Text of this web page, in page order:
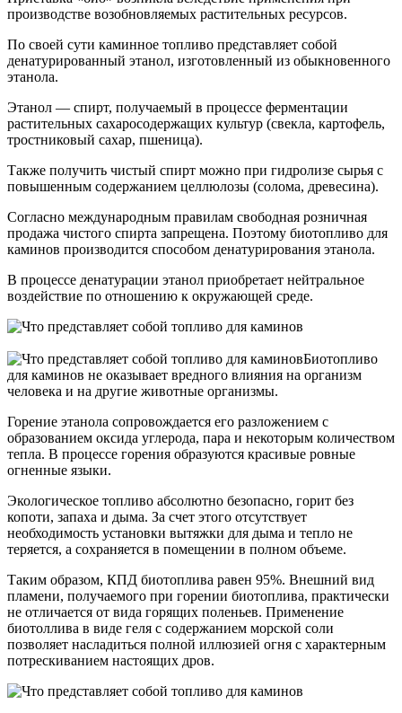
производстве возобновляемых растительных ресурсов.
По своей сути каминное топливо представляет собой
денатурированный этанол, изготовленный из обыкновенного
этанола.
Этанол — спирт, получаемый в процессе ферментации
растительных сахаросодержащих культур (свекла, картофель,
тростниковый сахар, пшеница).
Также получить чистый спирт можно при гидролизе сырья с
повышенным содержанием целлюлозы (солома, древесина).
Согласно международным правилам свободная розничная
продажа чистого спирта запрещена. Поэтому биотопливо для
каминов производится способом денатурирования этанола.
В процессе денатурации этанол приобретает нейтральное
воздействие по отношению к окружающей среде.
Биотопливо
для каминов не оказывает вредного влияния на организм
человека и на другие животные организмы.
Горение этанола сопровождается его разложением с
образованием оксида углерода, пара и некоторым количеством
тепла. В процессе горения образуются красивые ровные
огненные языки.
Экологическое топливо абсолютно безопасно, горит без
копоти, запаха и дыма. За счет этого отсутствует
необходимость установки вытяжки для дыма и тепло не
теряется, а сохраняется в помещении в полном объеме.
Таким образом, КПД биотоплива равен 95%. Внешний вид
пламени, получаемого при горении биотоплива, практически
не отличается от вида горящих поленьев. Применение
биотоллива в виде геля с содержанием морской соли
позволяет насладиться полной иллюзией огня с характерным
потрескиванием настоящих дров.